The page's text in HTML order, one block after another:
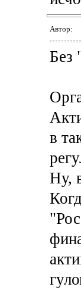
Автор:
Без
в
Ну,